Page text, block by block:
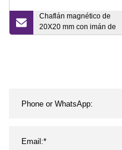
Chaflán magnético de
20X20 mm con imán de
un solo lado